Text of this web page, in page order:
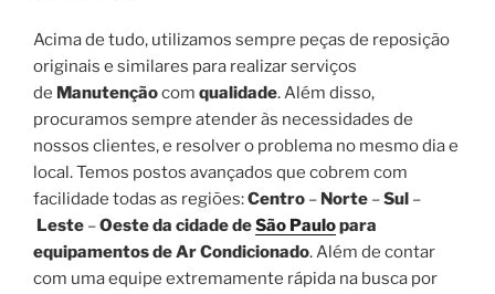
Acima de tudo, utilizamos sempre peças de reposição
originais e similares para realizar serviços
de Manutençãocom qualidade. Além disso,
procuramos sempre atender às necessidades de
nossos clientes, e resolver o problema no mesmo dia e
local. Temos postos avançados que cobrem com
facilidade todas as regiões:Centro – Norte –Sul –
Leste –Oeste da cidade deSão Paulopara
equipamentos de Ar Condicionado. Além de contar
com uma equipe extremamente rápida na busca por